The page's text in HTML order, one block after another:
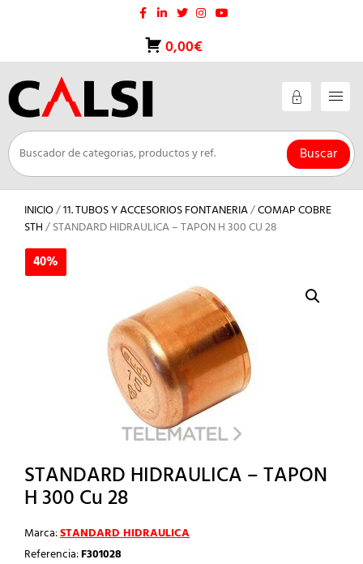
0,00€
Buscar
INICIO/11. TUBOS Y ACCESORIOS FONTANERIA/COMAP COBRE
STH/ STANDARD HIDRAULICA – TAPON H 300 CU 28
40%
STANDARD HIDRAULICA – TAPON
H 300 Cu 28
Marca:STANDARD HIDRAULICA
Referencia:F301028
40%